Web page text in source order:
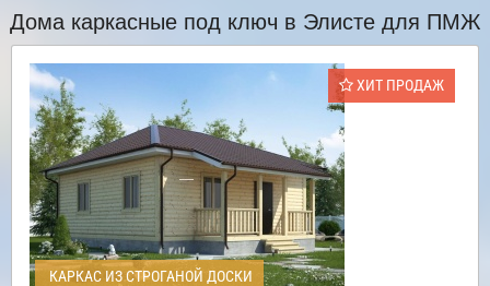
Дома каркасные под ключ в Элисте для ПМЖ
ХИТ ПРОДАЖ
КАРКАС ИЗ СТРОГАНОЙ ДОСКИ